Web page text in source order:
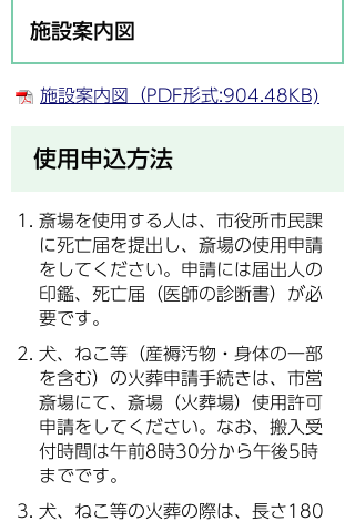
施設案内図
施設案内図（PDF形式:904.48KB)
使用申込方法
斎場を使用する人は、市役所市民課
に死亡届を提出し、斎場の使用申請
をしてください。申請には届出人の
印鑑、死亡届（医師の診断書）が必
要です。
犬、ねこ等（産褥汚物・身体の一部
を含む）の火葬申請手続きは、市営
斎場にて、斎場（火葬場）使用許可
申請をしてください。なお、搬入受
付時間は午前8時30分から午後5時
までです。
犬、ねこ等の火葬の際は、長さ180